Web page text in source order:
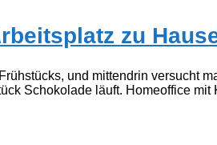
zu
und mittendrin versucht
Schokolade läuft. Homeoffice mit